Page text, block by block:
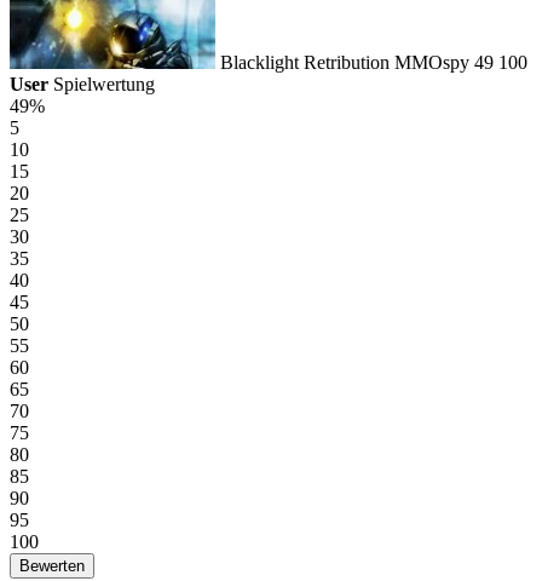
Blacklight Retribution MMOspy 49 100
User Spielwertung
49%
5
10
15
20
25
30
35
40
45
50
55
60
65
70
75
80
85
90
95
100